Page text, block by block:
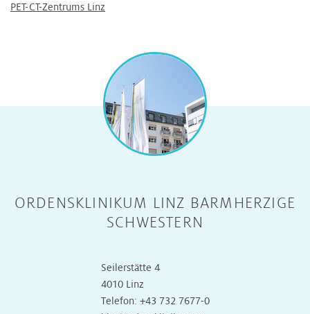
PET-CT-Zentrums Linz
ORDENSKLINIKUM LINZ BARMHERZIGE
SCHWESTERN
Seilerstätte 4
4010 Linz
Telefon: +43 732 7677-0